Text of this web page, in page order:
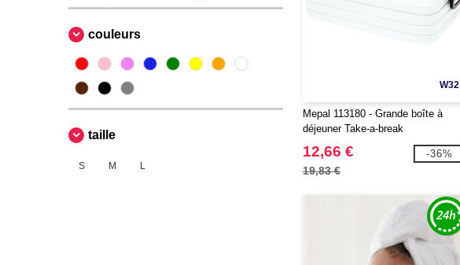
couleurs
taille
S M L
W32
Mepal 113180 - Grande boîte à
déjeuner Take-a-break
12,66 €
19,83 €
-36%